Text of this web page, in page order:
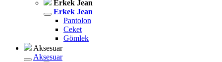
Erkek Jean
Erkek Jean
Pantolon
Ceket
Gömlek
Aksesuar
Aksesuar